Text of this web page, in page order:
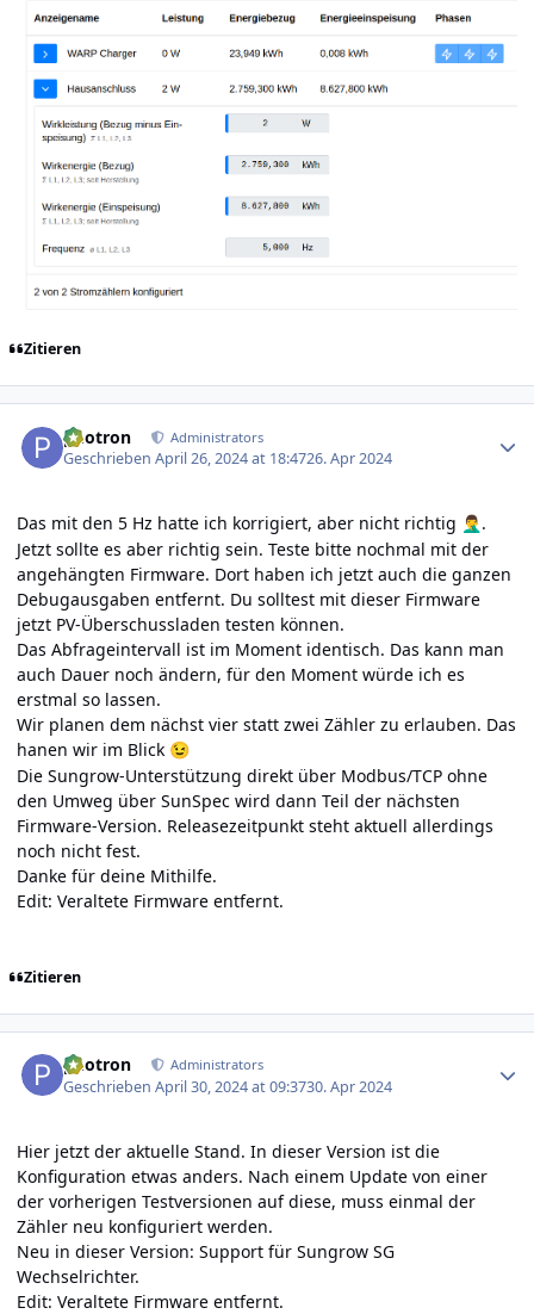
Zitieren
photron Administrators
GeschriebenApril 26, 2024 at 18:4726. Apr 2024
Das mit den 5 Hz hatte ich korrigiert, aber nicht richtig 🤦‍♂️ .
Jetzt sollte es aber richtig sein. Teste bitte nochmal mit der
angehängten Firmware. Dort haben ich jetzt auch die ganzen
Debugausgaben entfernt. Du solltest mit dieser Firmware
jetzt PV-Überschussladen testen können.
Das Abfrageintervall ist im Moment identisch. Das kann man
auch Dauer noch ändern, für den Moment würde ich es
erstmal so lassen.
Wir planen dem nächst vier statt zwei Zähler zu erlauben. Das
hanen wir im Blick 😉
Die Sungrow-Unterstützung direkt über Modbus/TCP ohne
den Umweg über SunSpec wird dann Teil der nächsten
Firmware-Version. Releasezeitpunkt steht aktuell allerdings
noch nicht fest.
Danke für deine Mithilfe.
Edit: Veraltete Firmware entfernt.
Zitieren
photron Administrators
GeschriebenApril 30, 2024 at 09:3730. Apr 2024
Hier jetzt der aktuelle Stand. In dieser Version ist die
Konfiguration etwas anders. Nach einem Update von einer
der vorherigen Testversionen auf diese, muss einmal der
Zähler neu konfiguriert werden.
Neu in dieser Version: Support für Sungrow SG
Wechselrichter.
Edit: Veraltete Firmware entfernt.